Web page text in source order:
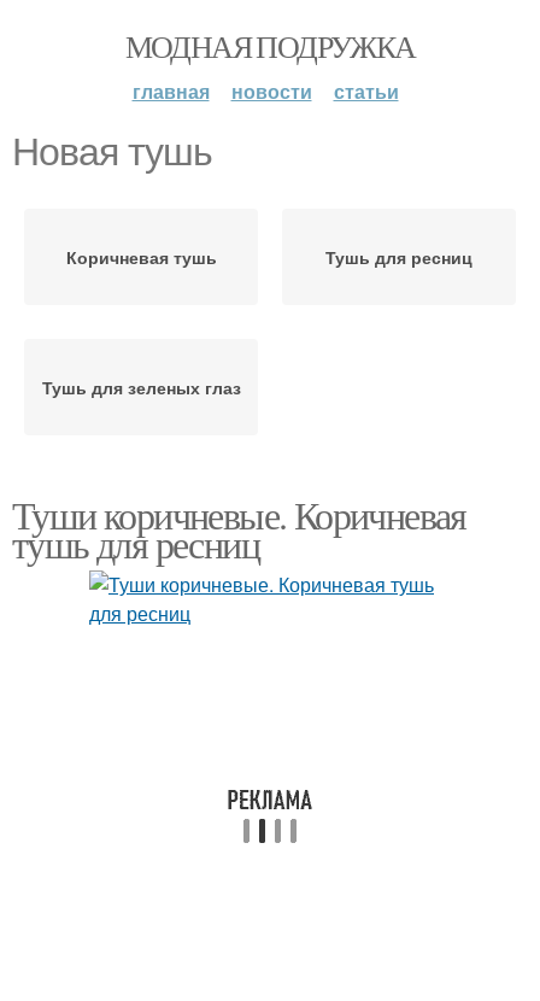
МОДНАЯ ПОДРУЖКА
главная новости статьи
Новая тушь
Коричневая тушь Тушь для ресниц
Тушь для зеленых глаз
Туши коричневые. Коричневая
тушь для ресниц